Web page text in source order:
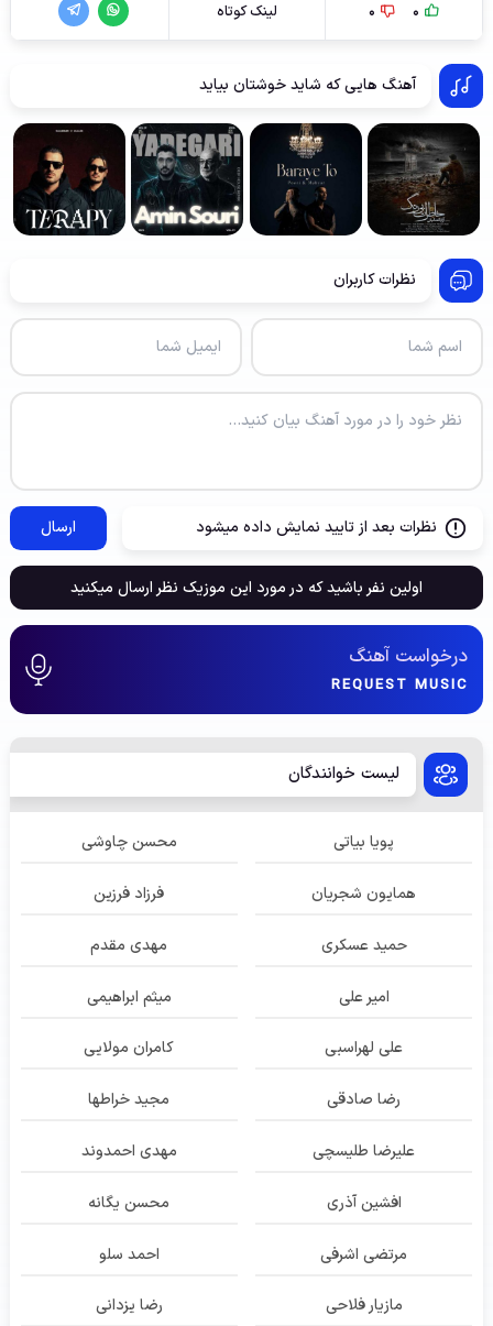
0
0 لینک کوتاه
آهنگ هایی که شاید خوشتان بیاید
نظرات کاربران
نظرات بعد از تایید نمایش داده میشود ارسال
اولین نفر باشید که در مورد این موزیک نظر ارسال میکنید
درخواست آهنگ
REQUEST MUSIC
لیست خوانندگان
پویا بیاتی محسن چاوشی
همایون شجریان فرزاد فرزین
حمید عسکری مهدی مقدم
امیر علی میثم ابراهیمی
علی لهراسبی کامران مولایی
رضا صادقی مجید خراطها
علیرضا طلیسچی مهدی احمدوند
افشین آذری محسن یگانه
مرتضی اشرفی احمد سلو
مازیار فلاحی رضا یزدانی